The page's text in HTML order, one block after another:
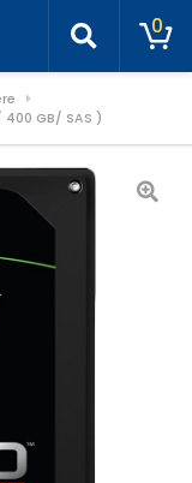
0
400 GB/ SAS )